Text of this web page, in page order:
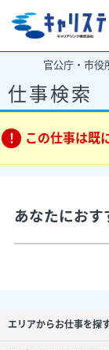
官公庁・市役
仕事検索
この仕事は既
あなたにおす
エリアからお仕事を探